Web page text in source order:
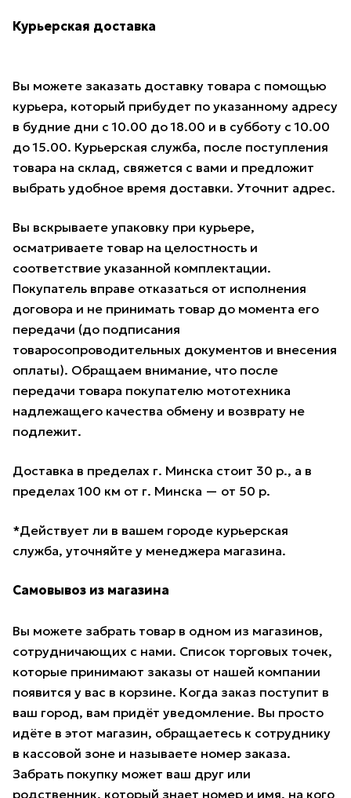
Курьерская доставка
Вы можете заказать доставку товара с помощью
курьера, который прибудет по указанному адресу
в будние дни с 10.00 до 18.00 и в субботу с 10.00
до 15.00. Курьерская служба, после поступления
товара на склад, свяжется с вами и предложит
выбрать удобное время доставки. Уточнит адрес.
Вы вскрываете упаковку при курьере,
осматриваете товар на целостность и
соответствие указанной комплектации.
Покупатель вправе отказаться от исполнения
договора и не принимать товар до момента его
передачи (до подписания
товаросопроводительных документов и внесения
оплаты). Обращаем внимание, что после
передачи товара покупателю мототехника
надлежащего качества обмену и возврату не
подлежит.
Доставка в пределах г. Минска стоит 30 р., а в
пределах 100 км от г. Минска — от 50 р.
*Действует ли в вашем городе курьерская
служба, уточняйте у менеджера магазина.
Самовывоз из магазина
Вы можете забрать товар в одном из магазинов,
сотрудничающих с нами. Список торговых точек,
которые принимают заказы от нашей компании
появится у вас в корзине. Когда заказ поступит в
ваш город, вам придёт уведомление. Вы просто
идёте в этот магазин, обращаетесь к сотруднику
в кассовой зоне и называете номер заказа.
Забрать покупку может ваш друг или
родственник, который знает номер и имя, на кого